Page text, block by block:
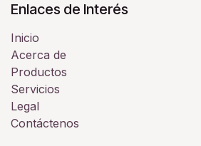
Enlaces de Interés
Inicio
Acerca de
Productos
Servicios
Legal
Contáctenos